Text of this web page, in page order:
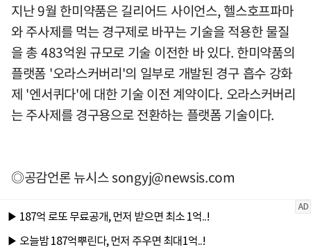
지난 9월 한미약품은 길리어드 사이언스, 헬스호프파마
와 주사제를 먹는 경구제로 바꾸는 기술을 적용한 물질
을 총 483억원 규모로 기술 이전한 바 있다. 한미약품의
플랫폼 '오라스커버리'의 일부로 개발된 경구 흡수 강화
제 '엔서퀴다'에 대한 기술 이전 계약이다. 오라스커버리
는 주사제를 경구용으로 전환하는 플랫폼 기술이다.
◎공감언론 뉴시스songyj@newsis.com